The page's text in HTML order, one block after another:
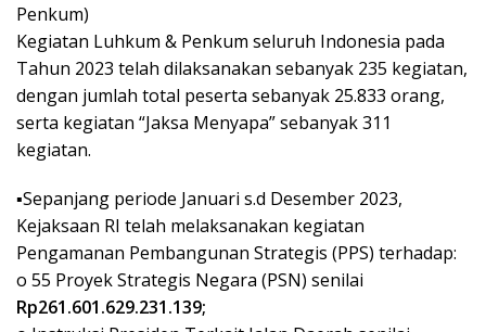
Penkum)
Kegiatan Luhkum & Penkum seluruh Indonesia pada
Tahun 2023 telah dilaksanakan sebanyak 235 kegiatan,
dengan jumlah total peserta sebanyak 25.833 orang,
serta kegiatan “Jaksa Menyapa” sebanyak 311
kegiatan.
▪︎Sepanjang periode Januari s.d Desember 2023,
Kejaksaan RI telah melaksanakan kegiatan
Pengamanan Pembangunan Strategis (PPS) terhadap:
o 55 Proyek Strategis Negara (PSN) senilai
Rp261.601.629.231.139;